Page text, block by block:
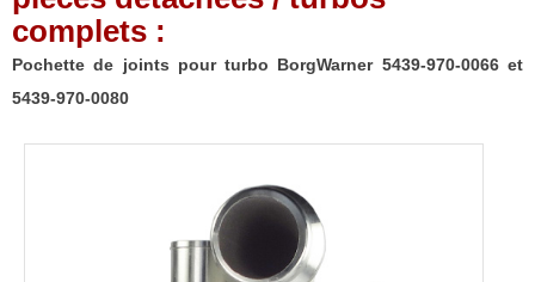
complets :
Pochette de joints pour turbo BorgWarner 5439-970-0066 et
5439-970-0080